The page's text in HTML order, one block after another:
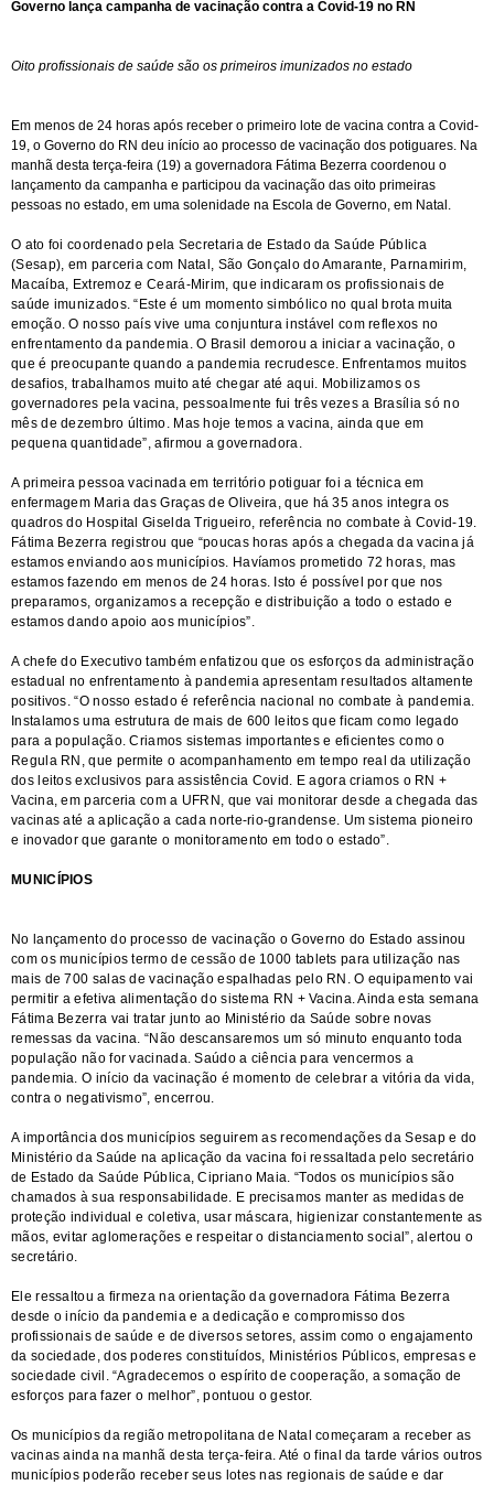
Governo lança campanha de vacinação contra a Covid-19 no RN
Oito profissionais de saúde são os primeiros imunizados no estado
Em menos de 24 horas após receber o primeiro lote de vacina contra a Covid-
19, o Governo do RN deu início ao processo de vacinação dos potiguares. Na
manhã desta terça-feira (19) a governadora Fátima Bezerra coordenou o
lançamento da campanha e participou da vacinação das oito primeiras
pessoas no estado, em uma solenidade na Escola de Governo, em Natal.
O ato foi coordenado pela Secretaria de Estado da Saúde Pública
(Sesap), em parceria com Natal, São Gonçalo do Amarante, Parnamirim,
Macaíba, Extremoz e Ceará-Mirim, que indicaram os profissionais de
saúde imunizados. “Este é um momento simbólico no qual brota muita
emoção. O nosso país vive uma conjuntura instável com reflexos no
enfrentamento da pandemia. O Brasil demorou a iniciar a vacinação, o
que é preocupante quando a pandemia recrudesce. Enfrentamos muitos
desafios, trabalhamos muito até chegar até aqui. Mobilizamos os
governadores pela vacina, pessoalmente fui três vezes a Brasília só no
mês de dezembro último. Mas hoje temos a vacina, ainda que em
pequena quantidade”, afirmou a governadora.
A primeira pessoa vacinada em território potiguar foi a técnica em
enfermagem Maria das Graças de Oliveira, que há 35 anos integra os
quadros do Hospital Giselda Trigueiro, referência no combate à Covid-19.
Fátima Bezerra registrou que “poucas horas após a chegada da vacina já
estamos enviando aos municípios. Havíamos prometido 72 horas, mas
estamos fazendo em menos de 24 horas. Isto é possível por que nos
preparamos, organizamos a recepção e distribuição a todo o estado e
estamos dando apoio aos municípios”.
A chefe do Executivo também enfatizou que os esforços da administração
estadual no enfrentamento à pandemia apresentam resultados altamente
positivos. “O nosso estado é referência nacional no combate à pandemia.
Instalamos uma estrutura de mais de 600 leitos que ficam como legado
para a população. Criamos sistemas importantes e eficientes como o
Regula RN, que permite o acompanhamento em tempo real da utilização
dos leitos exclusivos para assistência Covid. E agora criamos o RN +
Vacina, em parceria com a UFRN, que vai monitorar desde a chegada das
vacinas até a aplicação a cada norte-rio-grandense. Um sistema pioneiro
e inovador que garante o monitoramento em todo o estado”.
MUNICÍPIOS
No lançamento do processo de vacinação o Governo do Estado assinou
com os municípios termo de cessão de 1000 tablets para utilização nas
mais de 700 salas de vacinação espalhadas pelo RN. O equipamento vai
permitir a efetiva alimentação do sistema RN + Vacina. Ainda esta semana
Fátima Bezerra vai tratar junto ao Ministério da Saúde sobre novas
remessas da vacina. “Não descansaremos um só minuto enquanto toda
população não for vacinada. Saúdo a ciência para vencermos a
pandemia. O início da vacinação é momento de celebrar a vitória da vida,
contra o negativismo”, encerrou.
A importância dos municípios seguirem as recomendações da Sesap e do
Ministério da Saúde na aplicação da vacina foi ressaltada pelo secretário
de Estado da Saúde Pública, Cipriano Maia. “Todos os municípios são
chamados à sua responsabilidade. E precisamos manter as medidas de
proteção individual e coletiva, usar máscara, higienizar constantemente as
mãos, evitar aglomerações e respeitar o distanciamento social”, alertou o
secretário.
Ele ressaltou a firmeza na orientação da governadora Fátima Bezerra
desde o início da pandemia e a dedicação e compromisso dos
profissionais de saúde e de diversos setores, assim como o engajamento
da sociedade, dos poderes constituídos, Ministérios Públicos, empresas e
sociedade civil. “Agradecemos o espírito de cooperação, a somação de
esforços para fazer o melhor”, pontuou o gestor.
Os municípios da região metropolitana de Natal começaram a receber as
vacinas ainda na manhã desta terça-feira. Até o final da tarde vários outros
municípios poderão receber seus lotes nas regionais de saúde e dar